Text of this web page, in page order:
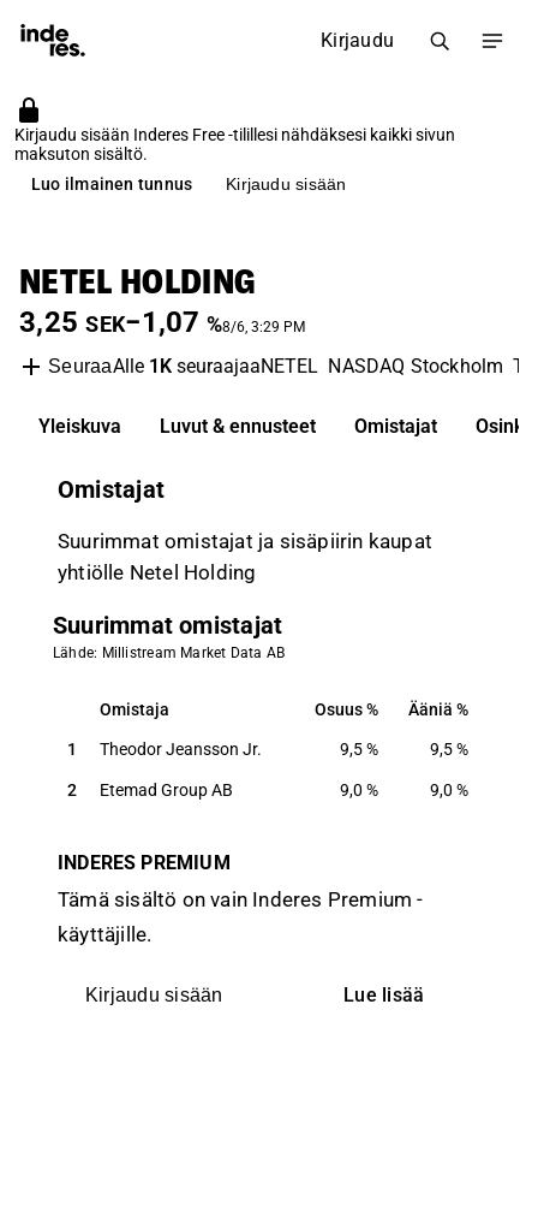
Kirjaudu
Kirjaudu sisään Inderes Free -tilillesi nähdäksesi kaikki sivun
maksuton sisältö.
Luo ilmainen tunnus
Kirjaudu sisään
NETEL HOLDING
3,25 SEK−1,07 %8/6, 3:29 PM
SeuraaAlle 1KseuraajaaNETEL NASDAQ Stockholm
Yleiskuva Luvut & ennusteet Omistajat Osinko
Omistajat
Suurimmat omistajat ja sisäpiirin kaupat
yhtiölle Netel Holding
Suurimmat omistajat
Lähde: Millistream Market Data AB
Omistaja Osuus Ääniä
Omistaja Osuus Ääniä
1 Theodor Jeansson Jr. 9,5% 9,5%
2 Etemad Group AB 9,0 % 9,0 %
INDERES PREMIUM
Tämä sisältö on vain Inderes Premium -
käyttäjille.
Kirjaudu sisään Lue lisää